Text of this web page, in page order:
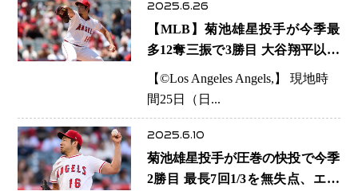
2025.6.26
【MLB】菊池雄星投手が今季最
多12奪三振で3勝目 大谷翔平以来
の快挙、エ軍は3連勝で5割復帰
【©️Los Angeles Angels,】 現地時
間25日（日...
2025.6.10
菊池雄星投手が圧巻の快投で今季
2勝目 最長7回1/3を無失点、エン